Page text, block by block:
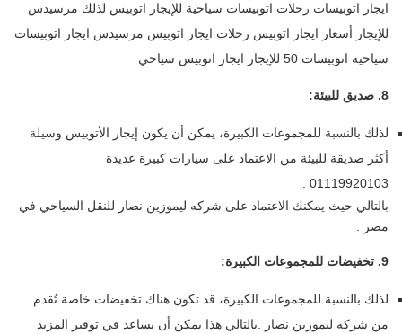
ايجار اتوبيسات رحلات اتوبيسات سياحية للإيجار اتوبيس لذلك مرسيدس
للإيجار أسعار ايجار اتوبيس رحلات ايجار اتوبيس مرسيدس ايجار اتوبيسات
سياحية اتوبيسات 50 للإيجار ايجار اتوبيس سياحي
8. صديق للبيئة:
لذلك بالنسبة للمجموعات الكبيرة، يمكن أن يكون إيجار الأتوبيس وسيلة
أكثر صديقة للبيئة من الاعتماد على سيارات كبيرة عديدة
01119920103 .
بالتالي حيث يمكنك الاعتماد على شركه ليموزين نصار للنقل السياحي في
مصر .
9. تخفيضات للمجموعات الكبيرة:
لذلك بالنسبة للمجموعات الكبيرة، قد تكون هناك تخفيضات خاصة تُقدم
من شركه ليموزين نصار .بالتالي هذا يمكن أن يساعد في توفير المزيد